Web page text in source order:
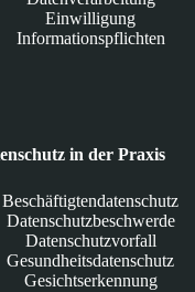
Einwilligung
Informationspflichten
in der Praxis
Beschäftigtendatenschutz
Datenschutzbeschwerde
Datenschutzvorfall
Gesundheitsdatenschutz
Gesichtserkennung